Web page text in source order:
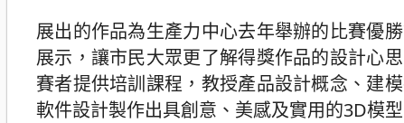
展出的作品為生產力中心去年舉辦的比賽優
展示，讓市民大眾更了解得獎作品的設計心
賽者提供培訓課程，教授產品設計概念、建
軟件設計製作出具創意、美感及實用的3D模